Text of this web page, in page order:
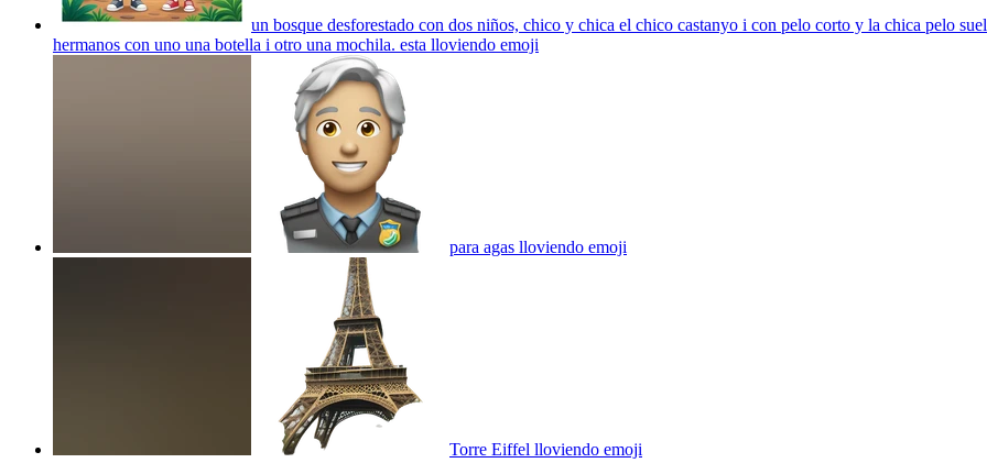
un bosque desforestado con dos niños, chico y chica el chico castanyo i con pelo corto y la chica pelo
hermanos con uno una botella i otro una mochila. esta lloviendo emoji
para agas lloviendo emoji
Torre Eiffel lloviendo emoji